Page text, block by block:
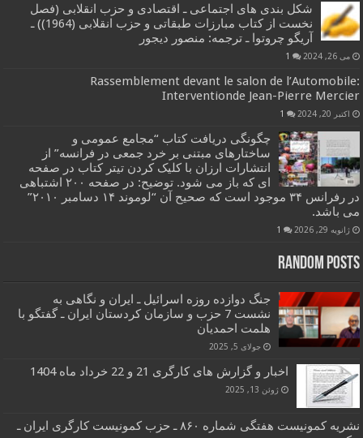
شکل بندی های اجتماعی ـ اقتصادی و حزب انقلابی (فصل
نخست از کتاب مبارزات طبقاتی و حزب انقلابی (1964)) ـ
آریگو چروتوا ـ ترجمه: منصور دیجور
می 26, 2024 1
Rassemblement devant le salon de l’Automobile:
Interventionde Jean-Pierre Mercier
اکتبر 20, 2024 1
چگونگی دریافت کتاب “مجامع عمومی و
ساختارهای مبتنی بر خرد جمعی در فرانسه” از
انتشارات ارزان با کلیک کردن تیتر کتاب در صفحه
ای که باز می شود. توضیح: در صفحه ۲۰۰ اشتباهی
در رفرانس ۳۴ موجود است که صحیح آن “لوموند ۱۴ دسامبر ۲۰۱۰”
می باشد.
ژانویه 29, 2026 1
Random Posts
جنگ دوازده روزه اسرائیل ـ ایران و نگاهی به
نشست 7 حزب و سازمان کردستان ایران ـ گفتگو با
هلمت احمدیان
جولای 5, 2025
اخبار و گزارش های کارگری 21 و 22 خرداد ماه 1404
ژوئن 13, 2025
نشریه کمونیست هفتگی شماره ۸۶۰ ـ حزب کمونیست کارگری ایران ـ